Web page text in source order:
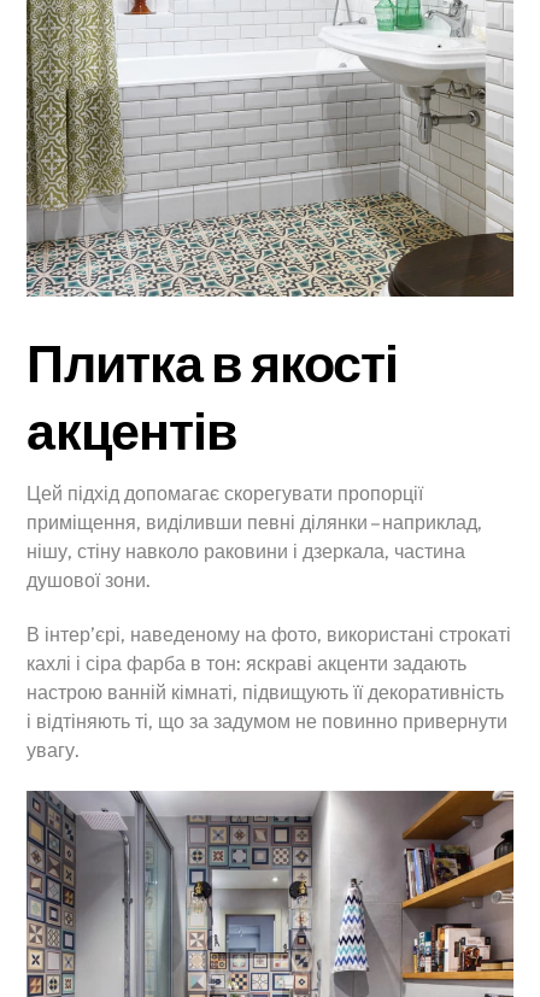
Плитка в якості
акцентів
Цей підхід допомагає скорегувати пропорції
приміщення, виділивши певні ділянки – наприклад,
нішу, стіну навколо раковини і дзеркала, частина
душової зони.
В інтер’єрі, наведеному на фото, використані строкаті
кахлі і сіра фарба в тон: яскраві акценти задають
настрою ванній кімнаті, підвищують її декоративність
і відтіняють ті, що за задумом не повинно привернути
увагу.